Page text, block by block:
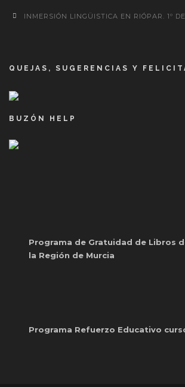
INMERSIÓN LINGÜISTICA EN RIÓPAR. 1º
QUEJAS, SUGERENCIAS Y
BUZÓN HELP
Programa de Gratuidad de Libros
la Región de Murcia
Programa Refuerzo Educativo